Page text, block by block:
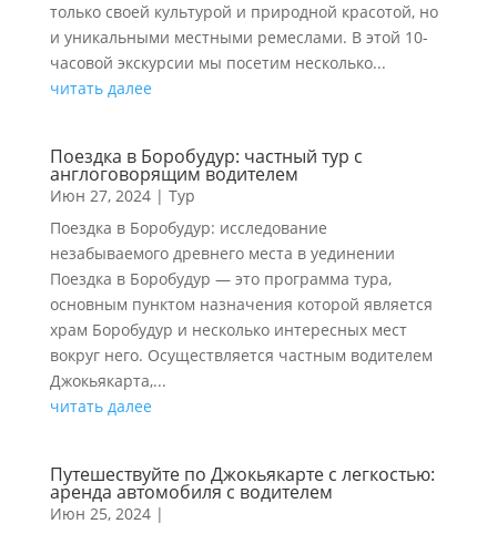
только своей культурой и природной красотой, но
и уникальными местными ремеслами. В этой 10-
часовой экскурсии мы посетим несколько...
читать далее
Поездка в Боробудур: частный тур с
англоговорящим водителем
Июн 27, 2024| Тур
Поездка в Боробудур: исследование
незабываемого древнего места в уединении
Поездка в Боробудур — это программа тура,
основным пунктом назначения которой является
храм Боробудур и несколько интересных мест
вокруг него. Осуществляется частным водителем
Джокьякарта,...
читать далее
Путешествуйте по Джокьякарте с легкостью:
аренда автомобиля с водителем
Июн 25, 2024|